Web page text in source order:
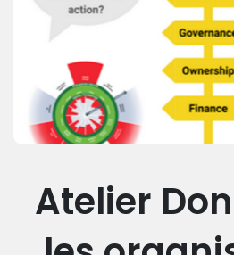
Atelier